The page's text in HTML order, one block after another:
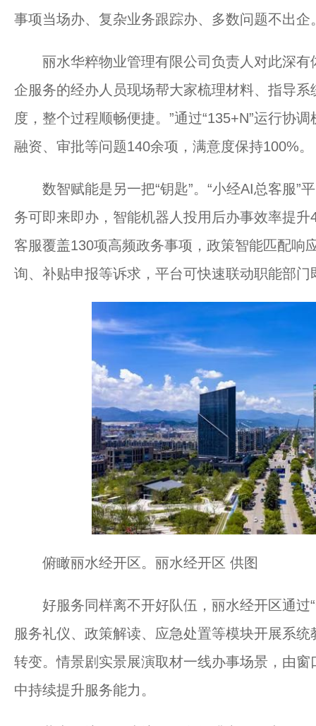
事项当场办、复杂业务跟踪办、多数问题不出企
丽水华粹物业管理有限公司负责人对此深有
企服务的经办人员现场帮大家梳理材料、指导
度，整个过程顺畅便捷。”通过“135+N”运行协
融资、审批等问题140余项，满意度保持100%。
数智赋能是另一把“钥匙”。“小经AI总客服”
务可即来即办，智能机器人投用后办事效率提
客服覆盖130项高频政务事项，政策智能匹配响
询、补贴申报等诉求，平台可快速联动职能部
俯瞰丽水经开区。丽水经开区 供图
好服务同样离不开好队伍，丽水经开区通过“
服务礼仪、政策解读、应急处置等模块开展系
转变。情景剧实景展演取材一线办事场景，由
中持续提升服务能力。